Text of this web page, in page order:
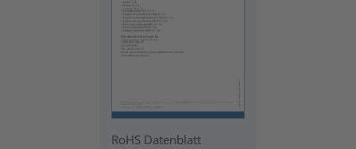
RoHS Datenblatt